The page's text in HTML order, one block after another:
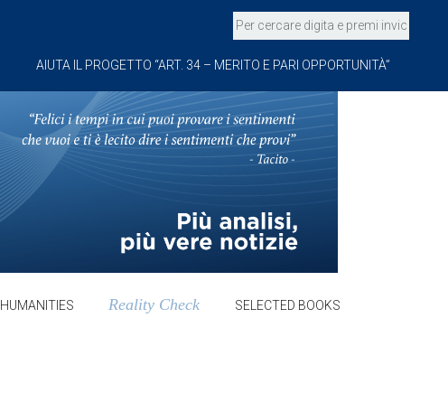
AIUTA IL PROGETTO “ART. 34 – MERITO E PARI OPPORTUNITÀ”
HUMANITIES Reality Check SELECTED BOOKS